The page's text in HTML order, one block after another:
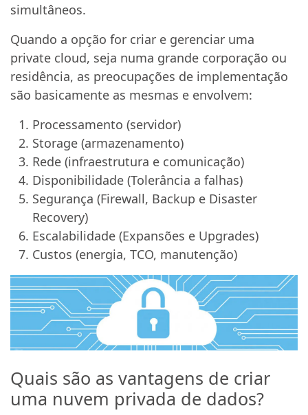
simultâneos.
Quando a opção for criar e gerenciar uma
private cloud, seja numa grande corporação ou
residência, as preocupações de implementação
são basicamente as mesmas e envolvem:
Processamento (servidor)
Storage (armazenamento)
Rede (infraestrutura e comunicação)
Disponibilidade (Tolerância a falhas)
Segurança (Firewall, Backup e Disaster
Recovery)
Escalabilidade (Expansões e Upgrades)
Custos (energia, TCO, manutenção)
Quais são as vantagens de criar
uma nuvem privada de dados?